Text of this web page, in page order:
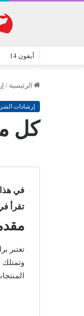
آيفون 14
الرئيسية /
إرشادات
كل
في
تقرأ
تعتبر